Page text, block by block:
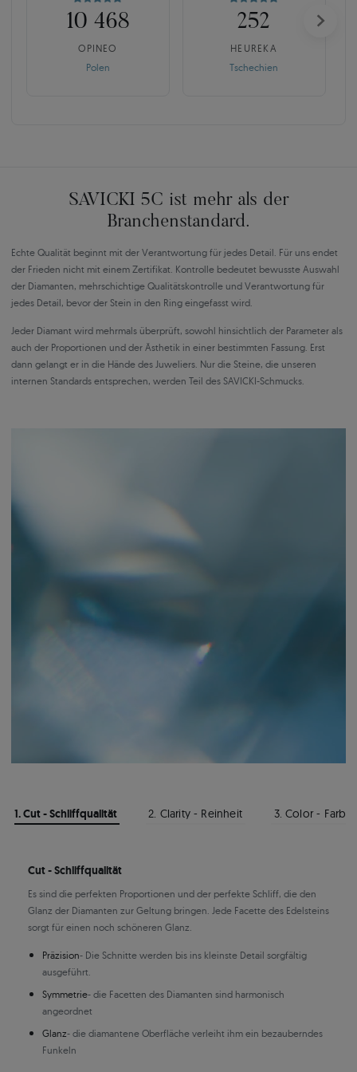
10 468
OPINEO
Polen
252
HEUREKA
Tschechien
SAVICKI 5C ist mehr als der
Branchenstandard.
Echte Qualität beginnt mit der Verantwortung für jedes Detail. Für uns endet
der Frieden nicht mit einem Zertifikat. Kontrolle bedeutet bewusste Auswahl
der Diamanten, mehrschichtige Qualitätskontrolle und Verantwortung für
jedes Detail, bevor der Stein in den Ring eingefasst wird.
Jeder Diamant wird mehrmals überprüft, sowohl hinsichtlich der Parameter als
auch der Proportionen und der Ästhetik in einer bestimmten Fassung. Erst
dann gelangt er in die Hände des Juweliers. Nur die Steine, die unseren
internen Standards entsprechen, werden Teil des SAVICKI-Schmucks.
1. Cut - Schliffqualität 2. Clarity - Reinheit 3. Color - Farbe
Cut - Schliffqualität
Es sind die perfekten Proportionen und der perfekte Schliff, die den
Glanz der Diamanten zur Geltung bringen. Jede Facette des Edelsteins
sorgt für einen noch schöneren Glanz.
Präzision- Die Schnitte werden bis ins kleinste Detail sorgfältig
ausgeführt.
Symmetrie- die Facetten des Diamanten sind harmonisch
angeordnet
Glanz- die diamantene Oberfläche verleiht ihm ein bezauberndes
Funkeln